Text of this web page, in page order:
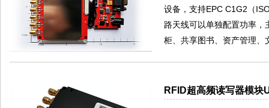
设备，支持EPC C1G2（
路天线可以单独配置功率
柜、共享图书、资产管理、
RFID超高频读写器模块